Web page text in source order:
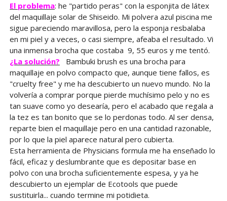
El problema: he "partido peras" con la esponjita de látex
del maquillaje solar de Shiseido. Mi polvera azul piscina me
sigue pareciendo maravillosa, pero la esponja resbalaba
en mi piel y a veces, o casi siempre, afeaba el resultado. Vi
una inmensa brocha que costaba 9, 55 euros y me tentó.
¿La solución? Bambuki brush es una brocha para
maquillaje en polvo compacto que, aunque tiene fallos, es
"cruelty free" y me ha descubierto un nuevo mundo. No la
volvería a comprar porque pierde muchísimo pelo y no es
tan suave como yo desearía, pero el acabado que regala a
la tez es tan bonito que se lo perdonas todo. Al ser densa,
reparte bien el maquillaje pero en una cantidad razonable,
por lo que la piel aparece natural pero cubierta.
Esta herramienta de Physicians formula me ha enseñado lo
fácil, eficaz y deslumbrante que es depositar base en
polvo con una brocha suficientemente espesa, y ya he
descubierto un ejemplar de Ecotools que puede
sustituirla... cuando termine mi potidieta.